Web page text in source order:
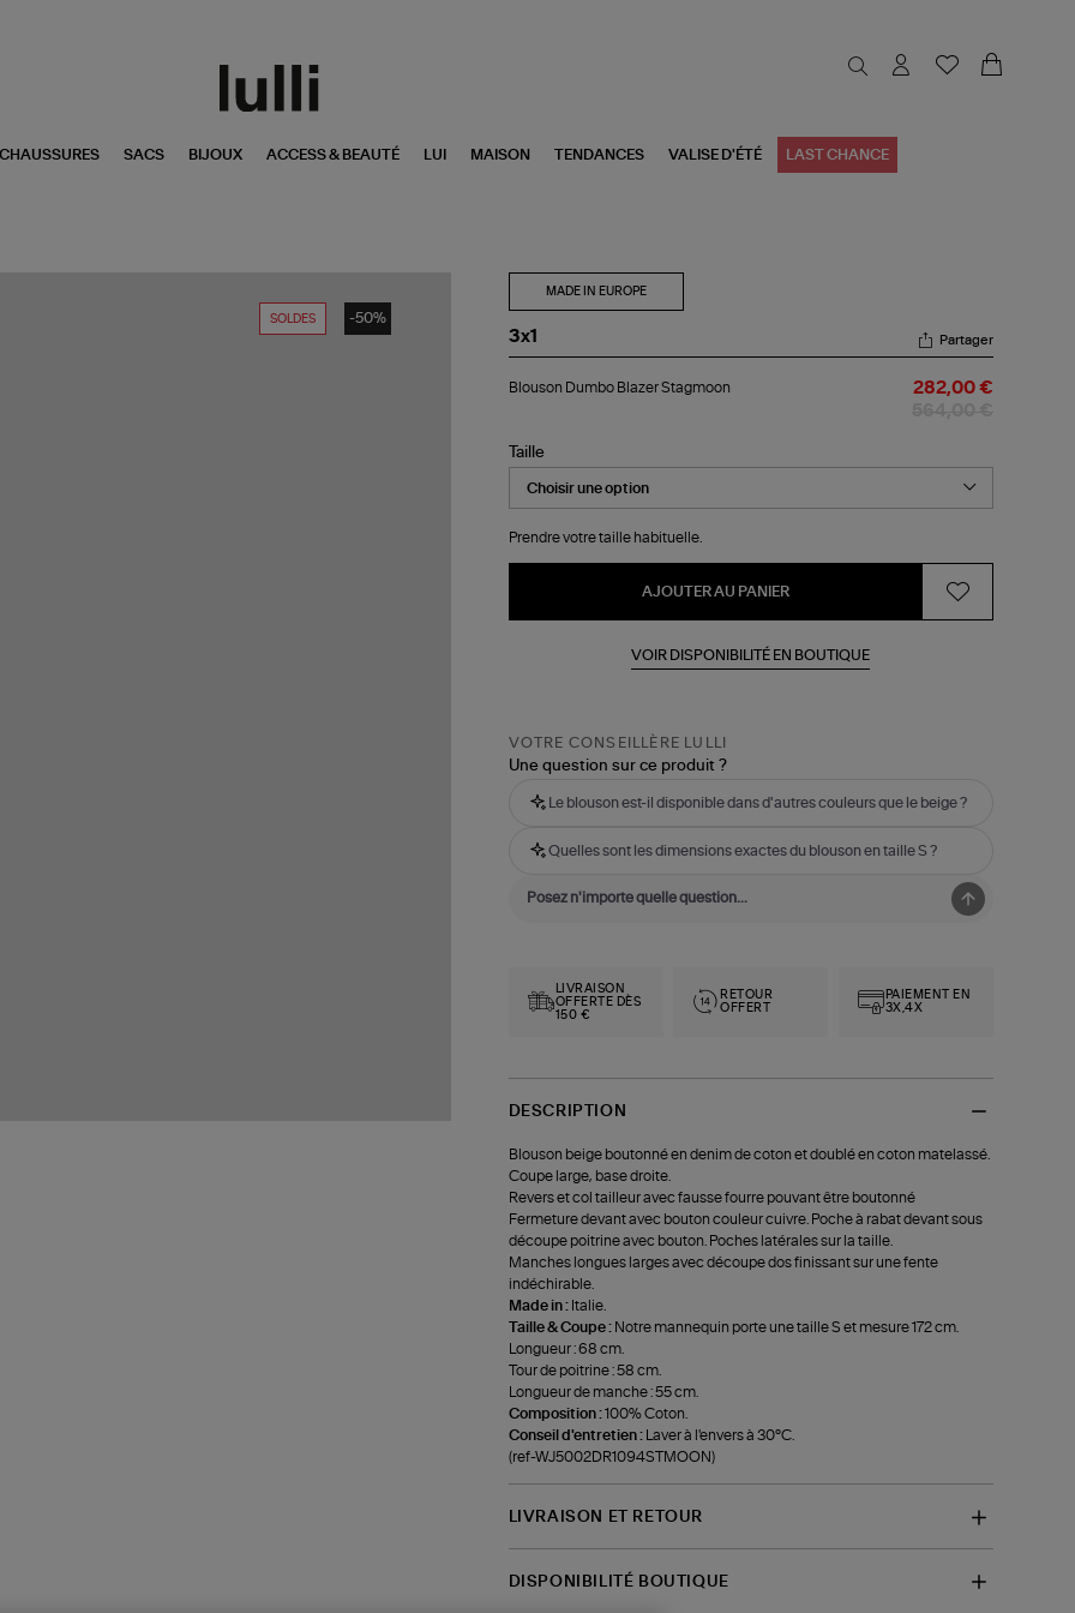
CHAUSSURES SACS BIJOUX ACCESS & BEAUTÉ LUI MAISON TENDANCES VALISE D'ÉTÉ LAST CHANCE
SOLDES -50%
MADE IN EUROPE
3x1
Dumbo
Partager
Blouson Dumbo Blazer Stagmoon 282,00 €
Taille
Prendre votre taille habituelle.
AJOUTER AU PANIER
VOIR DISPONIBILITÉ EN BOUTIQUE
VOTRE CONSEILLÈRE LULLI
Une question sur ce produit ?
Le blouson est-il disponible dans d'autres couleurs que le beige ?
Quelles sont les dimensions exactes du blouson en taille S ?
LIVRAISON
OFFERTE DÈS
150 €
RETOUR
OFFERT
PAIEMENT EN
3X,4X
DESCRIPTION
Blouson beige boutonné en denim de coton et doublé en coton matelassé.
Coupe large, base droite.
Revers et col tailleur avec fausse fourre pouvant être boutonné
Fermeture devant avec bouton couleur cuivre. Poche à rabat devant sous
découpe poitrine avec bouton. Poches latérales sur la taille.
Manches longues larges avec découpe dos finissant sur une fente
indéchirable.
Made in : Italie.
Taille & Coupe : Notre mannequin porte une taille S et mesure 172 cm.
Longueur : 68 cm.
Tour de poitrine : 58 cm.
Longueur de manche : 55 cm.
Composition :100% Coton.
Conseil d'entretien :
Laver à l'envers à 30°C.
(ref-WJ5002DR1094STMOON)
LIVRAISON ET RETOUR
DISPONIBILITÉ BOUTIQUE